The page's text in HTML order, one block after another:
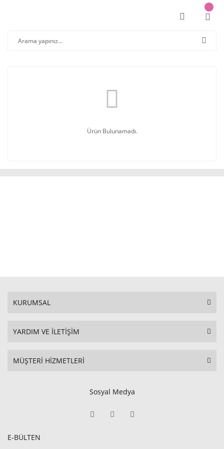
Ürün Bulunamadı.
KURUMSAL
YARDIM VE İLETİŞİM
MÜŞTERİ HİZMETLERİ
Sosyal Medya
E-BÜLTEN